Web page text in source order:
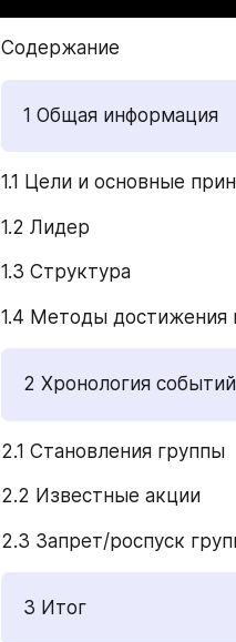
Содержание
1 Общая информация
1.1 Цели и основные
1.2 Лидер
1.3 Структура
1.4 Методы достижения
2 Хронология событий
2.1 Становления группы
2.2 Известные акции
2.3 Запрет/роспуск
3 Итог